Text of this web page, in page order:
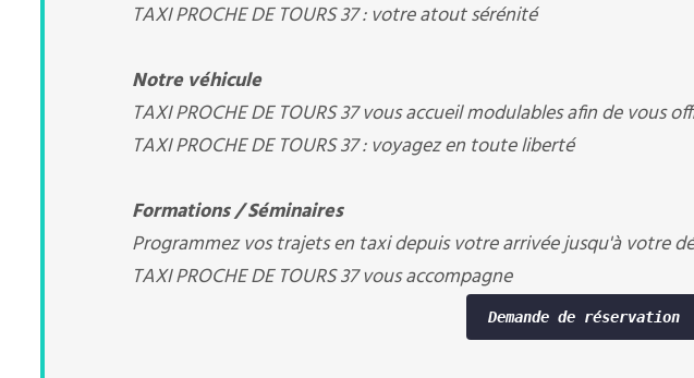
TAXI PROCHE DE TOURS 37 : votre atout sérénité
Notre véhicule
TAXI PROCHE DE TOURS 37 vous accueil modulables afin de
TAXI PROCHE DE TOURS 37 : voyagez en toute liberté
Formations / Séminaires
Programmez vos trajets en taxi depuis votre arrivée jusqu'à votre
TAXI PROCHE DE TOURS 37 vous accompagne
Demande de réservation